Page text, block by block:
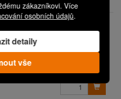
zákazníkovi. Více
osobních údajů.
detaily
vše
110 PVC FLAGON ŠEDÁ
pro nezateplené střechy